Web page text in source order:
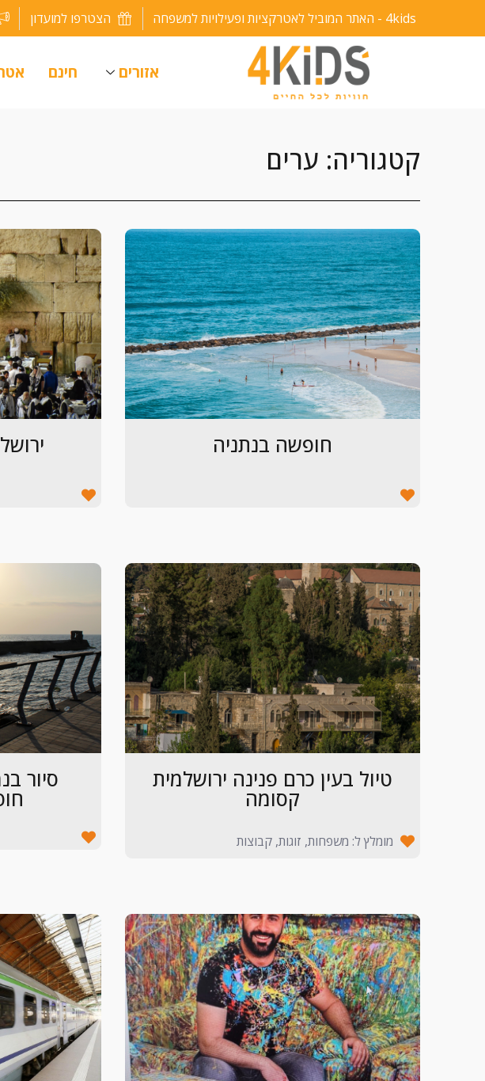
לתוכן
4kids - האתר המוביל לאטרקציות ופעילויות למשפחה הצטרפו למועדון
אזורים חינם
קטגוריה: ערים
חופשה בנתניה
טיול בעין כרם פנינה ירושלמית
קסומה
מומלץ ל: משפחות, זוגות, קבוצות
סיור